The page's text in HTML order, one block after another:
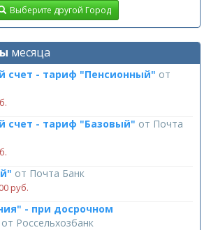
Выберите другой Город
месяца
счет - тариф "Пенсионный" от
счет - тариф "Базовый" от Почта
от Почта Банк
руб.
- при досрочном
от Россельхозбанк